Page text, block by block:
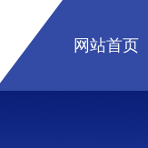
网站首页